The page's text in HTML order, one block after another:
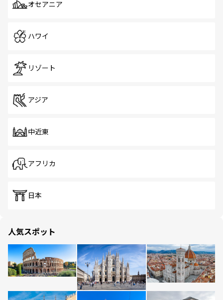
オセアニア
ハワイ
リゾート
アジア
中近東
アフリカ
日本
人気スポット